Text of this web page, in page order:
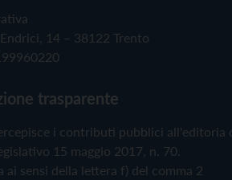
14 – 38122 Trento
trasparente
i contributi pubblici all'editoria
15 maggio 2017, n. 70.
ai sensi della lettera f) del comma 2